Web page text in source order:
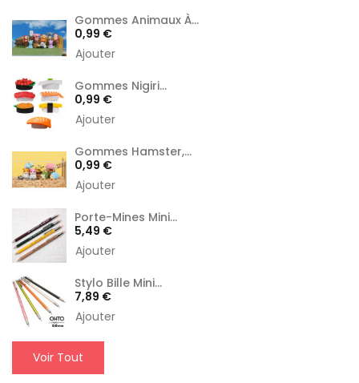
Gommes Animaux À...
Prix
0,99 €
Ajouter
Gommes Nigiri...
Prix
0,99 €
Ajouter
Gommes Hamster,...
Prix
0,99 €
Ajouter
Porte-Mines Mini...
Prix
5,49 €
Ajouter
Stylo Bille Mini...
Prix
7,89 €
Ajouter
Voir Tout